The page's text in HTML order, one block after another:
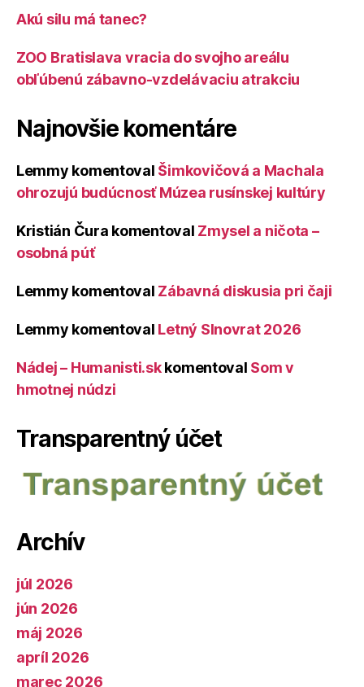
Akú silu má tanec?
ZOO Bratislava vracia do svojho areálu
obľúbenú zábavno-vzdelávaciu atrakciu
Najnovšie komentáre
Lemmy komentoval Šimkovičová a Machala
ohrozujú budúcnosť Múzea rusínskej kultúry
Kristián Čura komentoval Zmysel a ničota –
osobná púť
Lemmy komentoval Zábavná diskusia pri čaji
Lemmy komentoval Letný Slnovrat 2026
Nádej – Humanisti.skkomentoval Som v
hmotnej núdzi
Transparentný účet
Archív
júl 2026
jún 2026
máj 2026
apríl 2026
marec 2026